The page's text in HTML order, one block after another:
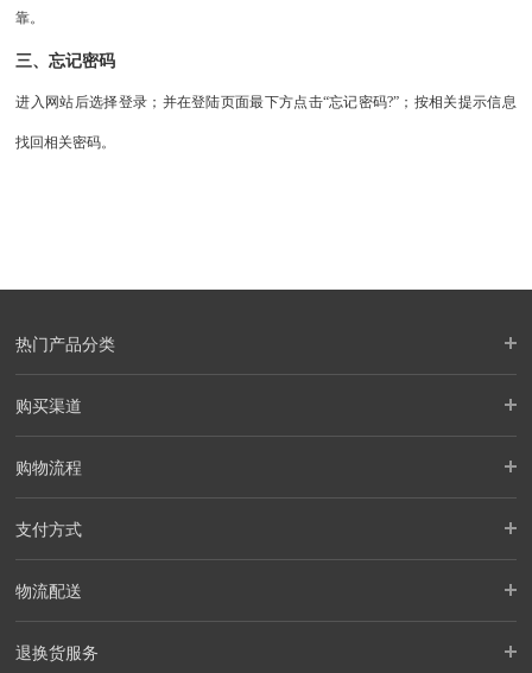
靠。
三、忘记密码
进入网站后选择登录；并在登陆页面最下方点击“忘记密码?”；按相关提示信息
找回相关密码。
热门产品分类
购买渠道
购物流程
支付方式
物流配送
退换货服务